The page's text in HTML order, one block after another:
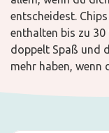
Kontakt
Downloads
entscheidest.
enthalten bis zu 30
doppelt Spaß und
mehr haben, wenn